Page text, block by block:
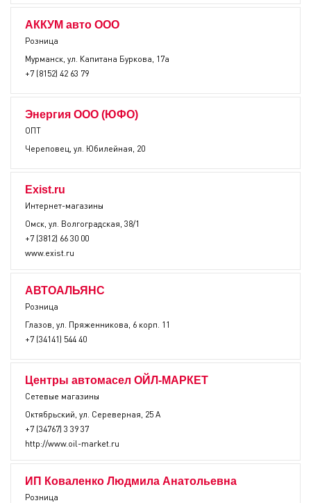
АККУМ авто ООО
Розница
Мурманск, ул. Капитана Буркова, 17а
+7 (8152) 42 63 79
Энергия ООО (ЮФО)
ОПТ
Череповец, ул. Юбилейная, 20
Exist.ru
Интернет-магазины
Омск, ул. Волгоградская, 38/1
+7 (3812) 66 30 00
www.exist.ru
АВТОАЛЬЯНС
Розница
Глазов, ул. Пряженникова, 6 корп. 11
+7 (34141) 544 40
Центры автомасел ОЙЛ-МАРКЕТ
Сетевые магазины
Октябрьский, ул. Сереверная, 25 А
+7 (34767) 3 39 37
http://www.oil-market.ru
ИП Коваленко Людмила Анатольевна
Розница